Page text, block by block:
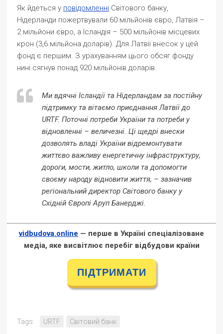
Як йдеться у повідомленні Світового банку,
Нідерланди пожертвували 60 мільйонів євро, Латвія –
2 мільйони євро, а Ісландія – 500 мільйонів місцевих
крон (3,6 мільйона доларів). Для Латвії внесок у цей
фонд є першим. З урахуванням цього обсяг фонду
нині сягнув понад 920 мільйонів доларів.
Ми вдячні Ісландії та Нідерландам за постійну
підтримку та вітаємо приєднання Латвії до
URTF. Поточні потреби України та потреби у
відновленні – величезні. Ці щедрі внески
дозволять владі України відремонтувати
життєво важливу енергетичну інфраструктуру,
дороги, мости, житло, школи та допомогти
своєму народу відновити життя, – зазначив
регіональний директор Світового банку у
Східній Європі Аруп Банерджі.
vidbudova.online — перше в Україні спеціалізоване
медіа, яке висвітлює перебіг відбудови країни
ПІДТРИМАТИ
Tags: URTF Світовий банк